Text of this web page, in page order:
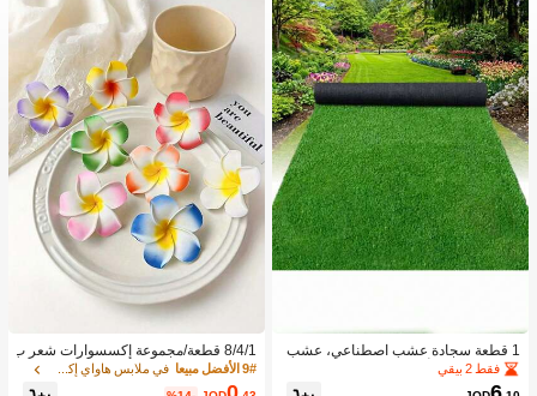
1 قطعة سجادة عشب اصطناعي، عشب
مزيف للحديقة، أرضية خارجية لملعب كرة
القدم، مضمار الجري، السياج
فقط 2 بيقي
8/4/1 قطعة/مجموعة إكسسوارات شعر ب
نقشة زهور استوائية، مشابك شعر بلومير
يا ملونة، مناسبة لعطلات الشاطئ والتص
9# الأفضل مبيعا في ملابس هاواي إكسسوارات